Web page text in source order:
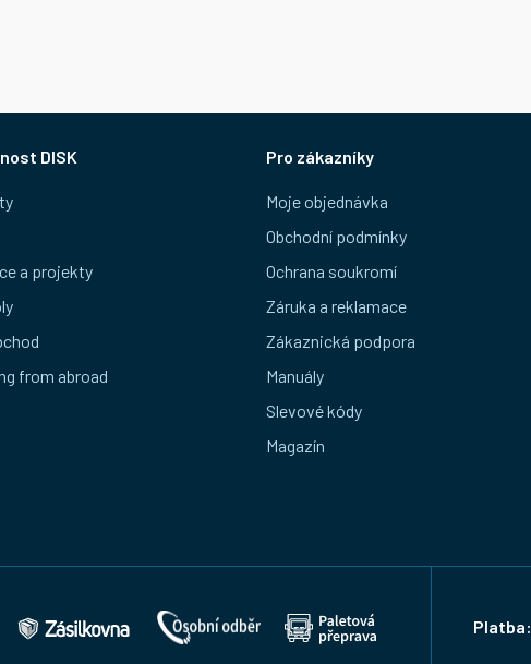
DISK
a projekty
from abroad
Pro zákazníky
Moje objednávka
Obchodní podmínky
Ochrana soukromí
Záruka a reklamace
Zákaznická podpora
Manuály
Slevové kódy
Magazín
Platba: